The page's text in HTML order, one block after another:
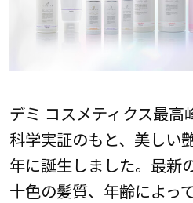
デミ コスメティクス最高
科学実証のもと、美しい
年に誕生しました。最新
十色の髪質、年齢によっ